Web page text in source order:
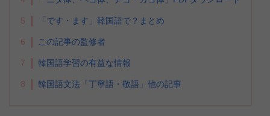
5 「です・ます」韓国語で？まとめ
6 この記事の監修者
7 韓国語学習の有益な情報
8 韓国語文法「丁寧語・敬語」他の記事